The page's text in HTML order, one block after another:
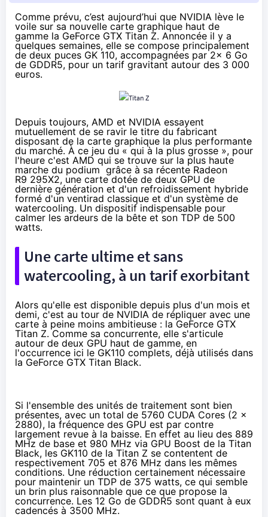
Comme prévu, c’est aujourd’hui que NVIDIA lève le
voile sur sa nouvelle carte graphique haut de
gamme la GeForce GTX Titan Z. Annoncée il y a
quelques semaines, elle se compose principalement
de deux puces GK 110, accompagnées par 2x 6 Go
de GDDR5, pour un tarif gravitant autour des 3 000
euros.
Depuis toujours, AMD et NVIDIA essayent
mutuellement de se ravir le titre du fabricant
disposant de la carte graphique la plus performante
du marché. À ce jeu du « qui à la plus grosse », pour
l'heure c'est AMD qui se trouve sur la plus haute
marche du podium grâce à sa récente Radeon
R9 295X2, une carte dotée de deux GPU de
dernière génération et d'un refroidissement hybride
formé d'un ventirad classique et d'un système de
watercooling. Un dispositif indispensable pour
calmer les ardeurs de la bête et son TDP de 500
watts.
Une carte ultime et sans
watercooling, à un tarif exorbitant
Alors qu'elle est disponible depuis plus d'un mois et
demi, c'est au tour de NVIDIA de répliquer avec une
carte à peine moins ambitieuse : la GeForce GTX
Titan Z. Comme sa concurrente, elle s'articule
autour de deux GPU haut de gamme, en
l'occurrence ici le GK110 complets, déjà utilisés dans
la GeForce GTX Titan Black.
Si l'ensemble des unités de traitement sont bien
présentes, avec un total de 5760 CUDA Cores (2 x
2880), la fréquence des GPU est par contre
largement revue à la baisse. En effet au lieu des 889
MHz de base et 980 MHz via GPU Boost de la Titan
Black, les GK110 de la Titan Z se contentent de
respectivement 705 et 876 MHz dans les mêmes
conditions. Une réduction certainement nécessaire
pour maintenir un TDP de 375 watts, ce qui semble
un brin plus raisonnable que ce que propose la
concurrence. Les 12 Go de GDDR5 sont quant à eux
cadencés à 3500 MHz.